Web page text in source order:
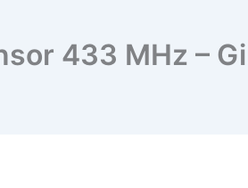
433 MHz –